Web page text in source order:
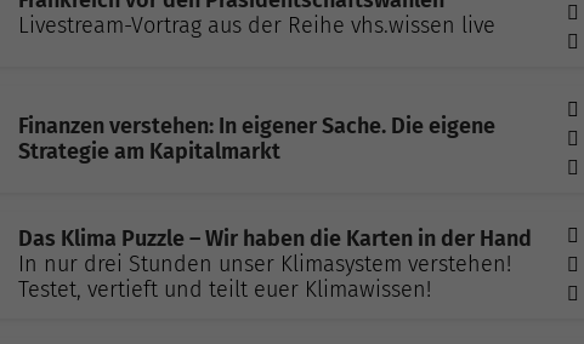
Livestream-Vortrag aus der Reihe vhs.wissen live
Finanzen verstehen: In eigener Sache. Die eigene
Strategie am Kapitalmarkt
Das Klima Puzzle – Wir haben die Karten in der Hand
In nur drei Stunden unser Klimasystem verstehen!
Testet, vertieft und teilt euer Klimawissen!